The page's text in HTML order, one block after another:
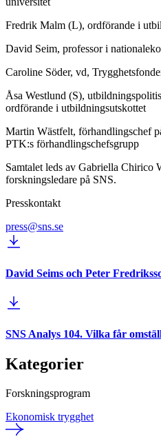
Fredrik Malm (L), ordförande i
David Seim, professor i
Caroline Söder, vd,
Åsa Westlund (S),
ordförande i utbildningsutskottet
Martin Wästfelt, förhandlingschef
PTK:s förhandlingschefsgrupp
Samtalet leds av Gabriella Chirico
forskningsledare på SNS.
Presskontakt
press@sns.se
David Seims och Peter
SNS Analys 104. Vilka får
Kategorier
Forskningsprogram
Ekonomisk trygghet